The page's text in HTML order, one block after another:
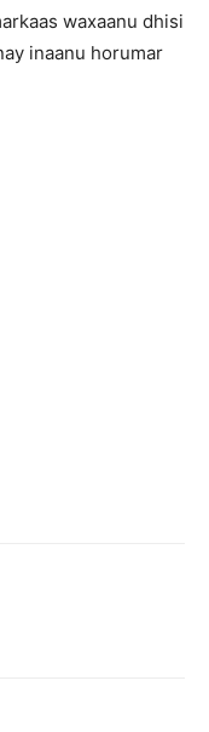
waxaanu dhisi
inaanu horumar